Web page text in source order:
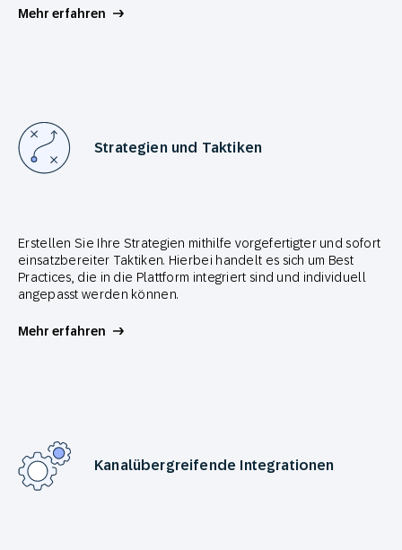
Mehr erfahren
Strategien und Taktiken
Erstellen Sie Ihre Strategien mithilfe vorgefertigter und sofort
einsatzbereiter Taktiken. Hierbei handelt es sich um Best
Practices, die in die Plattform integriert sind und individuell
angepasst werden können.
Mehr erfahren
Kanalübergreifende Integrationen